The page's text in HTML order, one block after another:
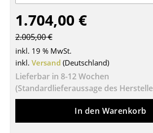
Esstische
Beistelltische
Couchtische
Schreibtische
Sekretäre & PC-Tische
Konferenztische
1.704,00 €
2.005,00 €
inkl. 19 % MwSt.
inkl. Versand (Deutschland)
Lieferbar in 8-12 Wochen
(Standardlieferaussage des
In den Warenkorb